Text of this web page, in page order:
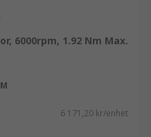
6000rpm, 1.92 Nm Max.
6 171,20 kr/enhet